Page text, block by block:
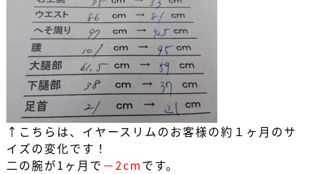
↑こちらは、イヤースリムのお客様の約１ヶ月のサ
イズの変化です！
二の腕が1ヶ月で －2cmです。